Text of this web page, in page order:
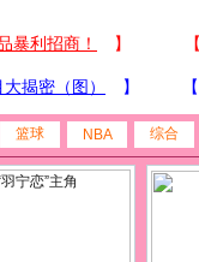
篮球 NBA 综合